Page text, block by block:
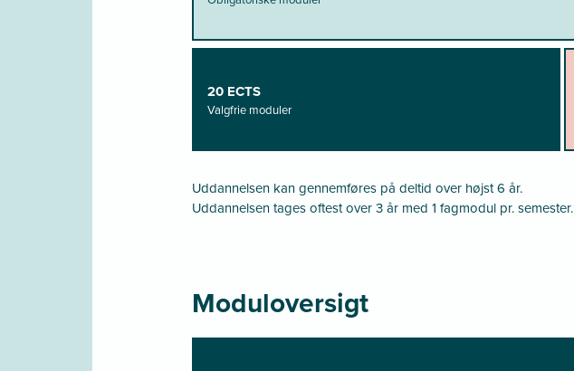
20 ECTS
Valgfrie moduler
Uddannelsen kan gennemføres på deltid over højst 6 år.
Uddannelsen tages oftest over 3 år med 1 fagmodul pr. semester.
Moduloversigt